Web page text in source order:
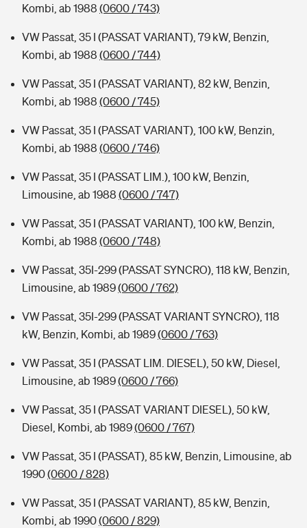
Kombi, ab 1988 (0600 / 743)
VW Passat, 35 I (PASSAT VARIANT), 79 kW, Benzin,
Kombi, ab 1988 (0600 / 744)
VW Passat, 35 I (PASSAT VARIANT), 82 kW, Benzin,
Kombi, ab 1988 (0600 / 745)
VW Passat, 35 I (PASSAT VARIANT), 100 kW, Benzin,
Kombi, ab 1988 (0600 / 746)
VW Passat, 35 I (PASSAT LIM.), 100 kW, Benzin,
Limousine, ab 1988 (0600 / 747)
VW Passat, 35 I (PASSAT VARIANT), 100 kW, Benzin,
Kombi, ab 1988 (0600 / 748)
VW Passat, 35I-299 (PASSAT SYNCRO), 118 kW, Benzin,
Limousine, ab 1989(0600 / 762)
VW Passat, 35I-299 (PASSAT VARIANT SYNCRO), 118
kW, Benzin, Kombi, ab 1989(0600 / 763)
VW Passat, 35 I (PASSAT LIM. DIESEL), 50 kW, Diesel,
Limousine, ab 1989(0600 / 766)
VW Passat, 35 I (PASSAT VARIANT DIESEL), 50 kW,
Diesel, Kombi, ab 1989(0600 / 767)
VW Passat, 35 I (PASSAT), 85 kW, Benzin, Limousine, ab
1990(0600 / 828)
VW Passat, 35 I (PASSAT VARIANT), 85 kW, Benzin,
Kombi, ab 1990(0600 / 829)